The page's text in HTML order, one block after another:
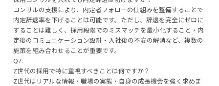
コンサルの支援により、内定者フォローの仕組みを整備することで
内定辞退率を下げることは可能です。ただし、辞退を完全にゼロに
することは難しく、採用段階でのミスマッチを最小化すること・内
定後のコミュニケーション設計・入社後の不安の解消など、複数の
施策を組み合わせることが重要です。
Q7.
Z世代の採用で特に重視すべきことは何ですか？
Z世代はリアルな情報・職場の実態・自身の成長機会を強く求めま